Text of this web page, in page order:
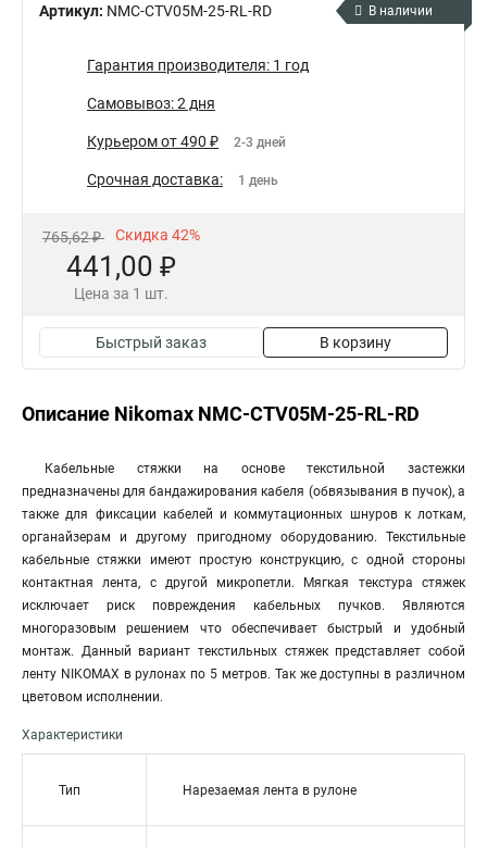
Артикул: NMC-CTV05M-25-RL-RD В наличии
Гарантия производителя: 1 год
Самовывоз: 2 дня
Курьером от 490 ₽ 2-3 дней
Срочная доставка: 1 день
765,62 ₽ Скидка 42%
441,00 ₽
Цена за 1 шт.
Быстрый заказ В корзину
Описание Nikomax NMC-CTV05M-25-RL-RD
Кабельные стяжки на основе текстильной застежки
предназначены для бандажирования кабеля (обвязывания в пучок), а
также для фиксации кабелей и коммутационных шнуров к лоткам,
органайзерам и другому пригодному оборудованию. Текстильные
кабельные стяжки имеют простую конструкцию, с одной стороны
контактная лента, с другой микропетли. Мягкая текстура стяжек
исключает риск повреждения кабельных пучков. Являются
многоразовым решением что обеспечивает быстрый и удобный
монтаж. Данный вариант текстильных стяжек представляет собой
ленту NIKOMAX в рулонах по 5 метров. Так же доступны в различном
цветовом исполнении.
Характеристики
Тип Нарезаемая лента в рулоне